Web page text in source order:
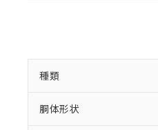
種類
胴体形状